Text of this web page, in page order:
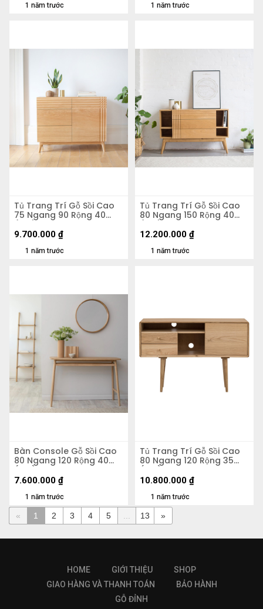
1 năm trước 1 năm trước
Tủ Trang Trí Gỗ Sồi Cao
75 Ngang 90 Rộng 40
(cm)
1 năm trước
9.700.000 ₫
Tủ Trang Trí Gỗ Sồi Cao
80 Ngang 150 Rộng 40
(cm)
1 năm trước
12.200.000 ₫
Bàn Console Gỗ Sồi Cao
80 Ngang 120 Rộng 40
(cm)
1 năm trước
7.600.000 ₫
Tủ Trang Trí Gỗ Sồi Cao
80 Ngang 120 Rộng 35
(cm)
1 năm trước
10.800.000 ₫
« 1 2 3 4 5 13 »
HOME GIỚI THIỆU
SHOP
GIAO HÀNG VÀ THANH TOÁN
BẢO HÀNH
GỖ ĐỈNH